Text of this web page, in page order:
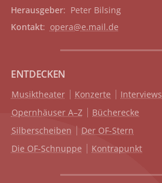
Herausgeber: Peter Bilsing
Kontakt: opera@e.mail.de
ENTDECKEN
Musiktheater Konzerte
Interviews
Opernhäuser A–Z
Bücherecke
Silberscheiben
Der OF-Stern
Die OF-Schnuppe
Kontrapunkt